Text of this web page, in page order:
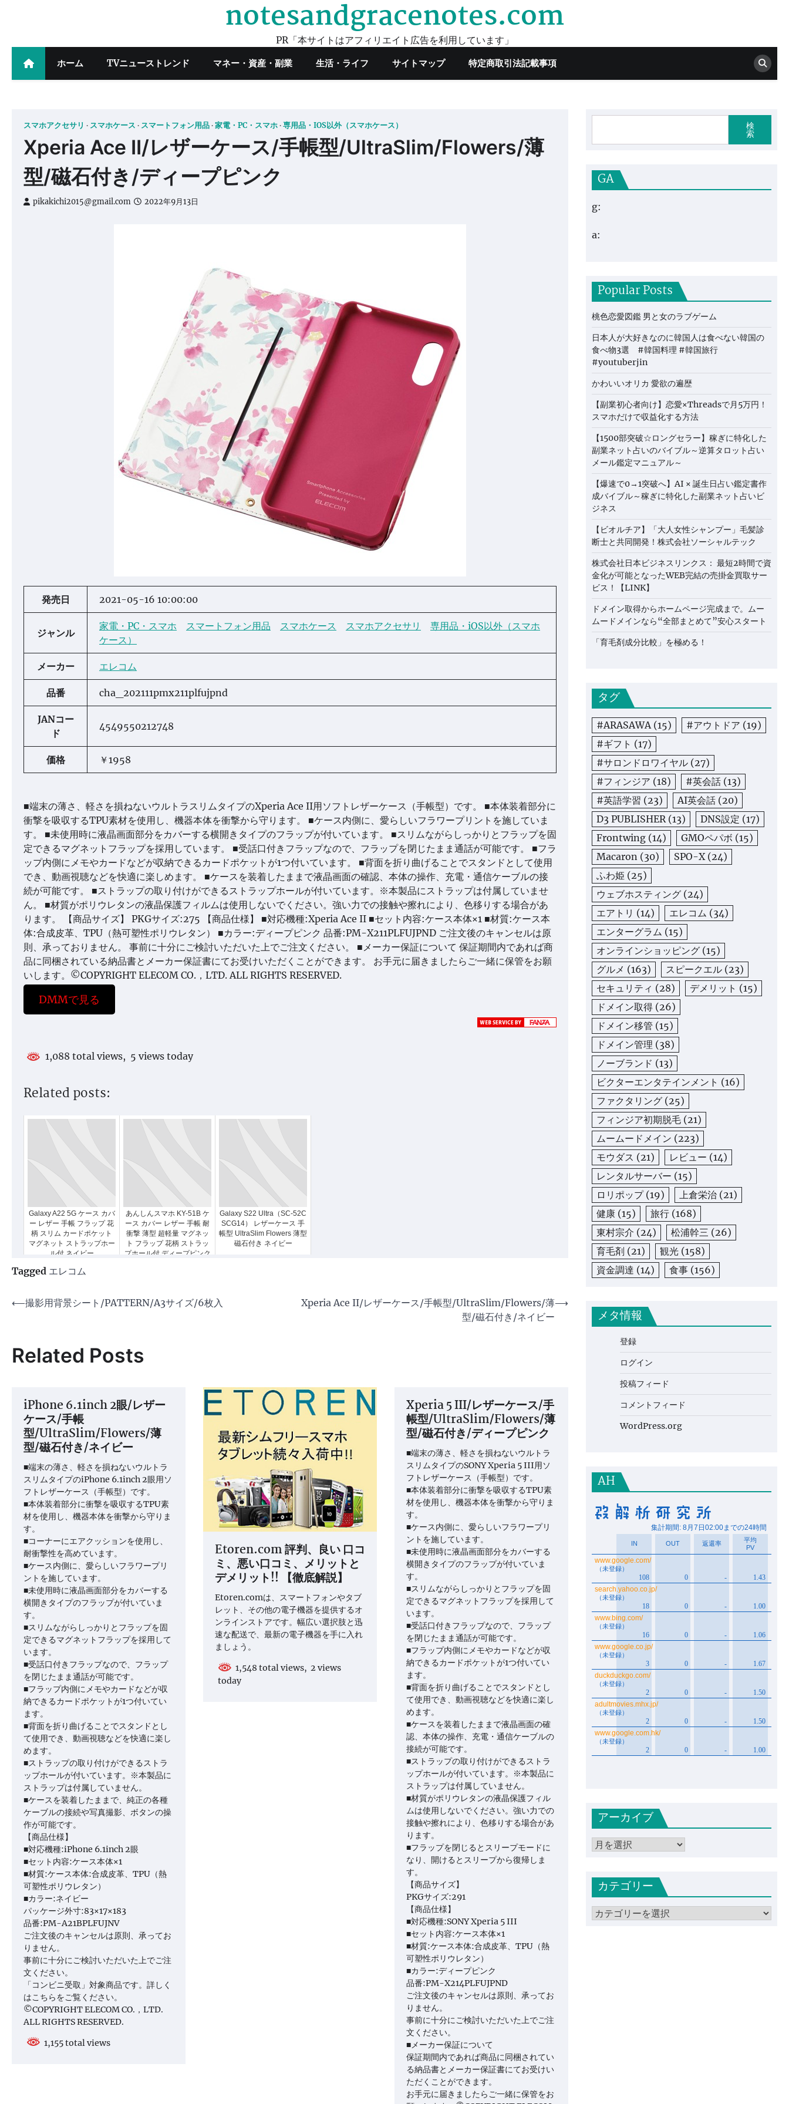
notesandgracenotes.com
PR「本サイトはアフィリエイト広告を利用しています」
ホーム TVニューストレンド マネー・資産・副業 生活・ライフ サイトマップ 特定商取引法記載事項
スマホアクセサリ スマホケース スマートフォン用品 家電・PC・スマホ 専用品・IOS以外（スマホケース）
Xperia Ace II/レザーケース/手帳型/UltraSlim/Flowers/薄
型/磁石付き/ディープピンク
pikakichi2015@gmail.com 2022年9月13日
発売日 2021-05-16 10:00:00
ジャンル
家電・PC・スマホ スマートフォン用品 スマホケース スマホアクセサリ
専用品・iOS以外（スマホ
ケース）
メーカー エレコム
品番 cha_202111pmx211plfujpnd
JANコー
ド
4549550212748
価格 ￥1958
■端末の薄さ、軽さを損ねないウルトラスリムタイプのXperia Ace II用ソフトレザーケース（手帳型）です。 ■本体装着部分に
衝撃を吸収するTPU素材を使用し、機器本体を衝撃から守ります。 ■ケース内側に、愛らしいフラワープリントを施していま
す。 ■未使用時に液晶画面部分をカバーする横開きタイプのフラップが付いています。 ■スリムながらしっかりとフラップを固
定できるマグネットフラップを採用しています。 ■受話口付きフラップなので、フラップを閉じたまま通話が可能です。 ■フラ
ップ内側にメモやカードなどが収納できるカードポケットが1つ付いています。 ■背面を折り曲げることでスタンドとして使用
でき、動画視聴などを快適に楽しめます。 ■ケースを装着したままで液晶画面の確認、本体の操作、充電・通信ケーブルの接
続が可能です。 ■ストラップの取り付けができるストラップホールが付いています。※本製品にストラップは付属していませ
ん。 ■材質がポリウレタンの液晶保護フィルムは使用しないでください。強い力での接触や擦れにより、色移りする場合があ
ります。 【商品サイズ】 PKGサイズ:275 【商品仕様】 ■対応機種:Xperia Ace II ■セット内容:ケース本体×1 ■材質:ケース本
体:合成皮革、TPU（熱可塑性ポリウレタン） ■カラー:ディープピンク 品番:PM-X211PLFUJPND ご注文後のキャンセルは原
則、承っておりません。 事前に十分にご検討いただいた上でご注文ください。 ■メーカー保証について 保証期間内であれば商
品に同梱されている納品書とメーカー保証書にてお受けいただくことができます。 お手元に届きましたらご一緒に保管をお願
いします。©COPYRIGHT ELECOM CO.，LTD. ALL RIGHTS RESERVED.
DMMで見る
1,088 total views, 5 views today
Related posts:
Galaxy A22 5G ケース カバ
ー レザー 手帳 フラップ 花
柄 スリム カードポケット
マグネット ストラップホー
ル付 ネイビー
あんしんスマホ KY-51B ケ
ース カバー レザー 手帳 耐
衝撃 薄型 超軽量 マグネッ
ト フラップ 花柄 ストラッ
プホール付 ディープピンク
Galaxy S22 Ultra（SC-52C
SCG14） レザーケース 手
帳型 UltraSlim Flowers 薄型
磁石付き ネイビー
Tagged エレコム
投
ビ
ョ
ン
⟵撮影用背景シート/PATTERN/A3サイズ/6枚入
Xperia Ace II/レザーケース/手帳型/UltraSlim/Flowers/薄
型/磁石付き/ネイビー
⟶
Related Posts
iPhone 6.1inch 2眼/レザー
ケース/手帳
型/UltraSlim/Flowers/薄
型/磁石付き/ネイビー
■端末の薄さ、軽さを損ねないウルトラ
スリムタイプのiPhone 6.1inch 2眼用ソ
フトレザーケース（手帳型）です。
■本体装着部分に衝撃を吸収するTPU素
材を使用し、機器本体を衝撃から守りま
す。
■コーナーにエアクッションを使用し、
耐衝撃性を高めています。
■ケース内側に、愛らしいフラワープリ
ントを施しています。
■未使用時に液晶画面部分をカバーする
横開きタイプのフラップが付いていま
す。
■スリムながらしっかりとフラップを固
定できるマグネットフラップを採用して
います。
■受話口付きフラップなので、フラップ
を閉じたまま通話が可能です。
■フラップ内側にメモやカードなどが収
納できるカードポケットが1つ付いてい
ます。
■背面を折り曲げることでスタンドとし
て使用でき、動画視聴などを快適に楽し
めます。
■ストラップの取り付けができるストラ
ップホールが付いています。※本製品に
ストラップは付属していません。
■ケースを装着したままで、純正の各種
ケーブルの接続や写真撮影、ボタンの操
作が可能です。
【商品仕様】
■対応機種:iPhone 6.1inch 2眼
■セット内容:ケース本体×1
■材質:ケース本体:合成皮革、TPU（熱
可塑性ポリウレタン）
■カラー:ネイビー
パッケージ外寸:83×17×183
品番:PM-A21BPLFUJNV
ご注文後のキャンセルは原則、承ってお
りません。
事前に十分にご検討いただいた上でご注
文ください。
「コンビニ受取」対象商品です。詳しく
はこちらをご覧ください。
©COPYRIGHT ELECOM CO.，LTD.
ALL RIGHTS RESERVED.
1,155 total views
Etoren.com 評判、良い 口コ
ミ、悪い口コミ、メリットと
デメリット!! 【徹底解説】
Etoren.comは、スマートフォンやタブ
レット、その他の電子機器を提供するオ
ンラインストアです。幅広い選択肢と迅
速な配送で、最新の電子機器を手に入れ
ましょう。
1,548 total views, 2 views
today
Xperia 5 III/レザーケース/手
帳型/UltraSlim/Flowers/薄
型/磁石付き/ディープピンク
■端末の薄さ、軽さを損ねないウルトラ
スリムタイプのSONY Xperia 5 III用ソ
フトレザーケース（手帳型）です。
■本体装着部分に衝撃を吸収するTPU素
材を使用し、機器本体を衝撃から守りま
す。
■ケース内側に、愛らしいフラワープリ
ントを施しています。
■未使用時に液晶画面部分をカバーする
横開きタイプのフラップが付いていま
す。
■スリムながらしっかりとフラップを固
定できるマグネットフラップを採用して
います。
■受話口付きフラップなので、フラップ
を閉じたまま通話が可能です。
■フラップ内側にメモやカードなどが収
納できるカードポケットが1つ付いてい
ます。
■背面を折り曲げることでスタンドとし
て使用でき、動画視聴などを快適に楽し
めます。
■ケースを装着したままで液晶画面の確
認、本体の操作、充電・通信ケーブルの
接続が可能です。
■ストラップの取り付けができるストラ
ップホールが付いています。※本製品に
ストラップは付属していません。
■材質がポリウレタンの液晶保護フィル
ムは使用しないでください。強い力での
接触や擦れにより、色移りする場合があ
ります。
■フラップを閉じるとスリープモードに
なり、開けるとスリープから復帰しま
す。
【商品サイズ】
PKGサイズ:291
【商品仕様】
■対応機種:SONY Xperia 5 III
■セット内容:ケース本体×1
■材質:ケース本体:合成皮革、TPU（熱
可塑性ポリウレタン）
■カラー:ディープピンク
品番:PM-X214PLFUJPND
ご注文後のキャンセルは原則、承ってお
りません。
事前に十分にご検討いただいた上でご注
文ください。
■メーカー保証について
保証期間内であれば商品に同梱されてい
る納品書とメーカー保証書にてお受けい
ただくことができます。
お手元に届きましたらご一緒に保管をお
検
索
GA
g:
a:
Popular Posts
桃色恋愛図鑑 男と女のラブゲーム
日本人が大好きなのに韓国人は食べない韓国の
食べ物3選 #韓国料理 #韓国旅行
#youtuberjin
かわいいオリカ 愛欲の遍歴
【副業初心者向け】恋愛×Threadsで月5万円！
スマホだけで収益化する方法
【1500部突破☆ロングセラー】稼ぎに特化した
副業ネット占いのバイブル～逆算タロット占い
メール鑑定マニュアル～
【爆速で0→1突破へ】AI × 誕生日占い鑑定書作
成バイブル～稼ぎに特化した副業ネット占いビ
ジネス
【ビオルチア】「大人女性シャンプー」毛髪診
断士と共同開発！株式会社ソーシャルテック
株式会社日本ビジネスリンクス： 最短2時間で資
金化が可能となったWEB完結の売掛金買取サー
ビス！【LINK】
ドメイン取得からホームページ完成まで。ムー
ムードメインなら“全部まとめて”安心スタート
「育毛剤成分比較」を極める！
タグ
#ARASAWA(15) #アウトドア (19)
#ギフト (17)
#サロンドロワイヤル (27)
#フィンジア (18) #英会話 (13)
#英語学習 (23) AI英会話 (20)
D3 PUBLISHER(13) DNS設定 (17)
Frontwing (14) GMOペパボ (15)
Macaron (30) SPO-X(24)
ふわ姫 (25)
ウェブホスティング (24)
エアトリ (14) エレコム (34)
エンターグラム (15)
オンラインショッピング (15)
グルメ (163) スピークエル (23)
セキュリティ (28) デメリット (15)
ドメイン取得 (26)
ドメイン移管 (15)
ドメイン管理 (38)
ノーブランド (13)
ビクターエンタテインメント (16)
ファクタリング (25)
フィンジア初期脱毛 (21)
ムームードメイン (223)
モウダス (21) レビュー (14)
レンタルサーバー (15)
ロリポップ(19) 上倉栄治 (21)
健康 (15) 旅行 (168)
東村宗介 (24) 松浦幹三 (26)
育毛剤 (21) 観光 (158)
資金調達 (14) 食事 (156)
メタ情報
登録
ログイン
投稿フィード
コメントフィード
WordPress.org
AH
アーカイブ
ア
イ
ブ
カテゴリー
カ